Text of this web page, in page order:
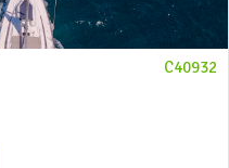
C40932